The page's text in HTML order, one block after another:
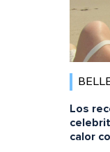
Los
calor